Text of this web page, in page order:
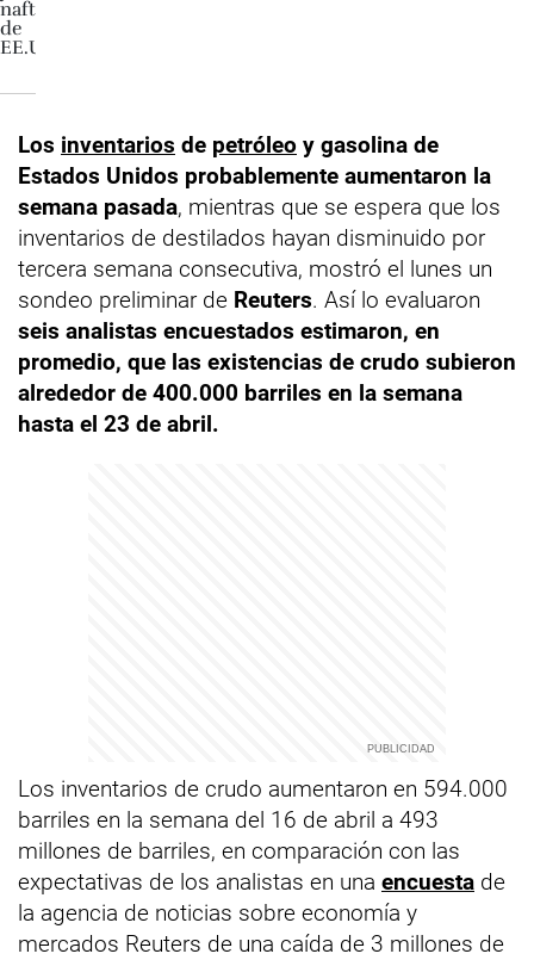
Los inventarios de petróleo y gasolina de
Estados Unidos probablemente aumentaron la
semana pasada, mientras que se espera que los
inventarios de destilados hayan disminuido por
tercera semana consecutiva, mostró el lunes un
sondeo preliminar de Reuters. Así lo evaluaron
seis analistas encuestados estimaron, en
promedio, que las existencias de crudo subieron
alrededor de 400.000 barriles en la semana
hasta el 23 de abril.
Los inventarios de crudo aumentaron en 594.000
barriles en la semana del 16 de abril a 493
millones de barriles, en comparación con las
expectativas de los analistas en una encuesta de
la agencia de noticias sobre economía y
mercados Reuters de una caída de 3 millones de